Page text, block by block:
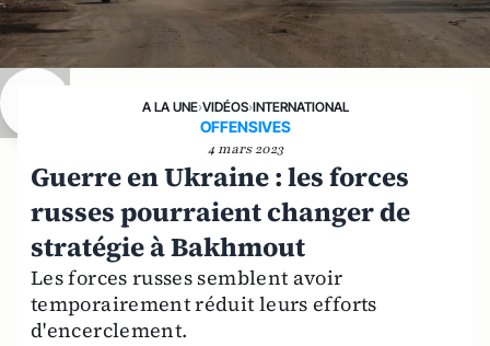
A LA UNE›VIDÉOS›INTERNATIONAL
OFFENSIVES
4 mars 2023
Guerre en Ukraine : les forces
russes pourraient changer de
stratégie à Bakhmout
Les forces russes semblent avoir
temporairement réduit leurs efforts
d'encerclement.